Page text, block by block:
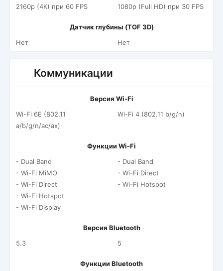
2160p (4K) при 60 FPS
1080p (Full HD) при 30 FPS
Датчик глубины (TOF 3D)
Нет
Нет
Коммуникации
Версия Wi-Fi
Wi-Fi 6E (802.11
a/b/g/n/ac/ax)
Wi-Fi 4 (802.11 b/g/n)
Функции Wi-Fi
- Dual Band
- Wi-Fi MiMO
- Wi-Fi Direct
- Wi-Fi Hotspot
- Wi-Fi Display
- Dual Band
- Wi-Fi Direct
- Wi-Fi Hotspot
Версия Bluetooth
5.3
5
Функции Bluetooth